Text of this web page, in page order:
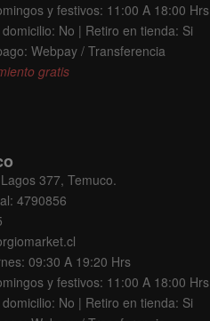
y festivos: 11:00 A 18:00 Hrs
No | Retiro en tienda: Si
Webpay / Transferencia
gratis
377, Temuco.
4790856
09:30 A 19:20 Hrs
y festivos: 11:00 A 18:00 Hrs
No | Retiro en tienda: Si